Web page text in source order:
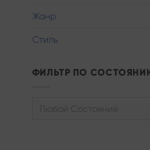
Жанр
Стиль
ФИЛЬТР ПО
Любой Состояние